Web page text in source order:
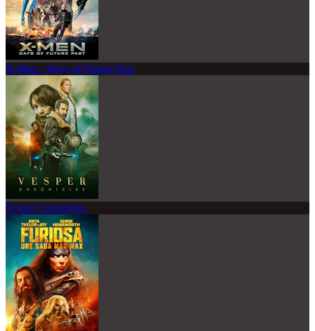
X-Men : Days of Future Past
Vesper Chronicles